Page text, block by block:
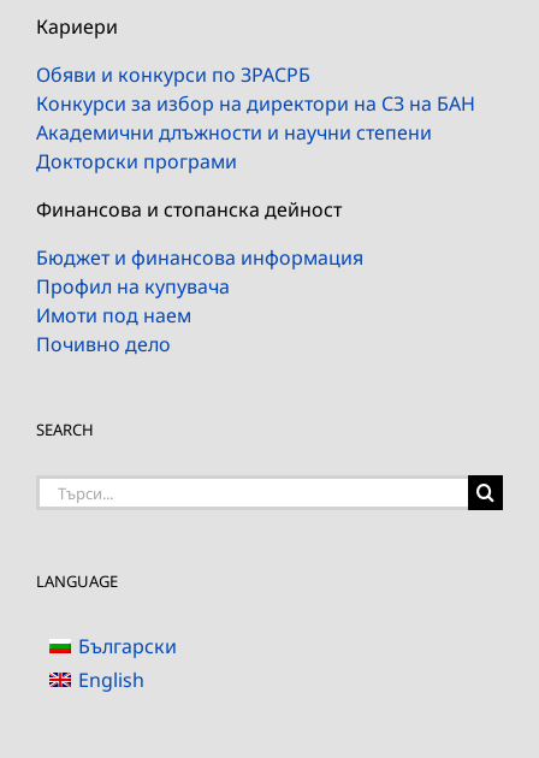
Кариери
Обяви и конкурси по ЗРАСРБ
Конкурси за избор на директори на СЗ на БАН
Академични длъжности и научни степени
Докторски програми
Финансова и стопанска дейност
Бюджет и финансова информация
Профил на купувача
Имоти под наем
Почивно дело
SEARCH
Търсене
LANGUAGE
Български
English